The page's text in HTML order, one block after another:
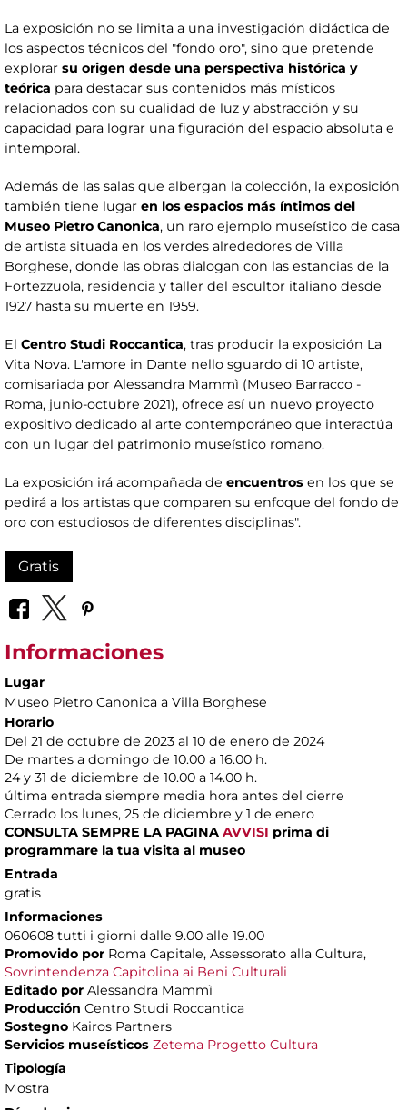
La exposición no se limita a una investigación didáctica de
los aspectos técnicos del "fondo oro", sino que pretende
explorar su origen desde una perspectiva histórica y
teórica para destacar sus contenidos más místicos
relacionados con su cualidad de luz y abstracción y su
capacidad para lograr una figuración del espacio absoluta e
intemporal.
Además de las salas que albergan la colección, la exposición
también tiene lugar en los espacios más íntimos del
Museo Pietro Canonica, un raro ejemplo museístico de casa
de artista situada en los verdes alrededores de Villa
Borghese, donde las obras dialogan con las estancias de la
Fortezzuola, residencia y taller del escultor italiano desde
1927 hasta su muerte en 1959.
El Centro Studi Roccantica, tras producir la exposición La
Vita Nova. L'amore in Dante nello sguardo di 10 artiste,
comisariada por Alessandra Mammì (Museo Barracco -
Roma, junio-octubre 2021), ofrece así un nuevo proyecto
expositivo dedicado al arte contemporáneo que interactúa
con un lugar del patrimonio museístico romano.
La exposición irá acompañada de encuentros en los que se
pedirá a los artistas que comparen su enfoque del fondo de
oro con estudiosos de diferentes disciplinas".
Gratis
Informaciones
Lugar
Museo Pietro Canonica a Villa Borghese
Horario
Del 21 de octubre de 2023 al 10 de enero de 2024
De martes a domingo de 10.00 a 16.00 h.
24 y 31 de diciembre de 10.00 a 14.00 h.
última entrada siempre media hora antes del cierre
Cerrado los lunes, 25 de diciembre y 1 de enero
CONSULTA SEMPRE LA PAGINA AVVISI prima di
programmare la tua visita al museo
Entrada
gratis
Informaciones
060608 tutti i giorni dalle 9.00 alle 19.00
Promovido por Roma Capitale, Assessorato alla Cultura,
Sovrintendenza Capitolina ai Beni Culturali
Editado por Alessandra Mammì
Producción Centro Studi Roccantica
Sostegno Kairos Partners
Servicios museísticos Zetema Progetto Cultura
Tipología
Mostra